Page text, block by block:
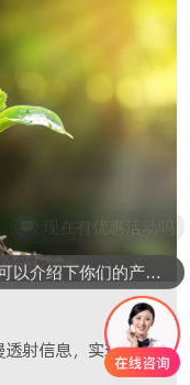
射信息，实现种子
可以介绍下你们的产品么